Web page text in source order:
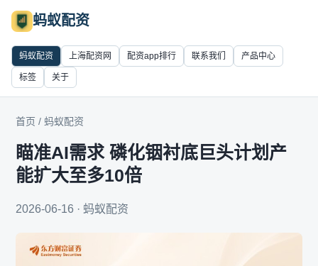
蚂蚁配资
蚂蚁配资 上海配资网 配资app排行 联系我们 产品中心
标签 关于
首页 / 蚂蚁配资
瞄准AI需求 磷化铟衬底巨头计划产
能扩大至多10倍
2026-06-16 · 蚂蚁配资